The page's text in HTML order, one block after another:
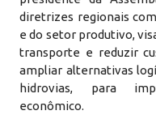
diretrizes regionais
e do setor produtivo,
transporte e reduzir
ampliar alternativas
hidrovias, para
econômico.